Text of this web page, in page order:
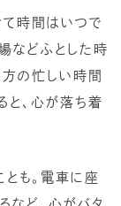
時間はいつで
などふとした時
方の忙しい時間
と、心が落ち着
とも。電車に座